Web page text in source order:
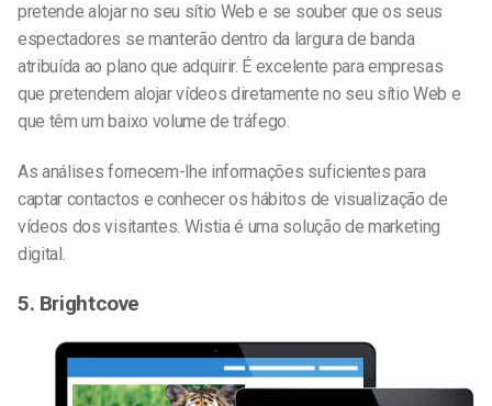
pretende alojar no seu sítio Web e se souber que os seus
espectadores se manterão dentro da largura de banda
atribuída ao plano que adquirir. É excelente para empresas
que pretendem alojar vídeos diretamente no seu sítio Web e
que têm um baixo volume de tráfego.
As análises fornecem-lhe informações suficientes para
captar contactos e conhecer os hábitos de visualização de
vídeos dos visitantes. Wistia é uma solução de marketing
digital.
5. Brightcove